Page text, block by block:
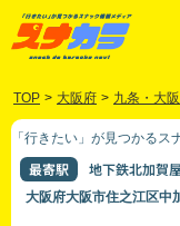
TOP > 大阪府 > 九条・大
「行きたい」が見つかるス
最寄駅 地下鉄北加賀
大阪府大阪市住之江区中